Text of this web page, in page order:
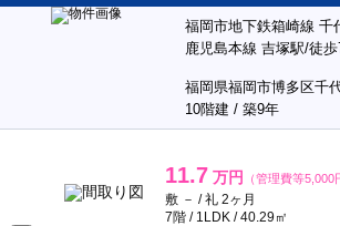
福岡市地下鉄箱崎線 千
鹿児島本線 吉塚駅/徒
福岡県福岡市博多区千
10階建 / 築9年
11.7 万円 （管理費等5,000
敷 － / 礼 2ヶ月
7階 / 1LDK / 40.29㎡